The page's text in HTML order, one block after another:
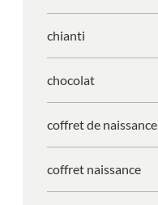
chianti
chocolat
coffret de naissance
coffret naissance